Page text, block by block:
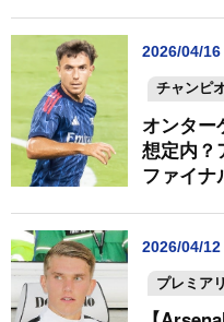
2026/04/16
チャンピ
オンター
想定内？
ファイナ
2026/04/12
プレミア